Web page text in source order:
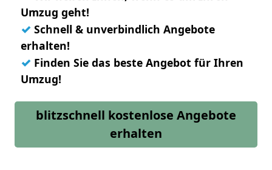
Umzug geht!
✓ Schnell & unverbindlich Angebote
erhalten!
✓ Finden Sie das beste Angebot für Ihren
Umzug!
blitzschnell kostenlose Angebote
erhalten